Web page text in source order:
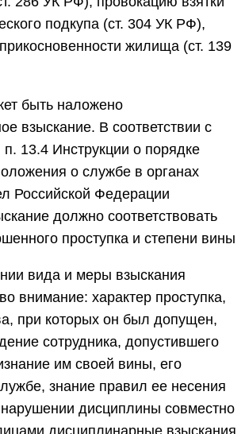
подкупа (ст. 304 УК РФ),
жилища (ст. 139
быть наложено
взыскание. В соответствии с
13.4 Инструкции о порядке
о службе в органах
Российской Федерации
должно соответствовать
проступка и степени вины
вида и меры взыскания
внимание: характер проступка,
при которых он был допущен,
сотрудника, допустившего
им своей вины, его
знание правил ее несения
дисциплины совместно
дисциплинарные взыскания